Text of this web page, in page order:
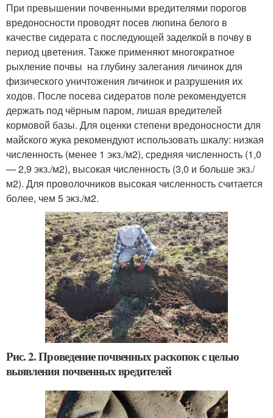
При превышении почвенными вредителями порогов
вредоносности проводят посев люпина белого в
качестве сидерата с последующей заделкой в почву в
период цветения. Также применяют многократное
рыхление почвы на глубину залегания личинок для
физического уничтожения личинок и разрушения их
ходов. После посева сидератов поле рекомендуется
держать под чёрным паром, лишая вредителей
кормовой базы. Для оценки степени вредоносности для
майского жука рекомендуют использовать шкалу: низкая
численность (менее 1 экз./м2), средняя численность (1,0
— 2,9 экз./м2), высокая численность (3,0 и больше экз./
м2). Для проволочников высокая численность считается
более, чем 5 экз./м2.
Рис. 2. Проведение почвенных раскопок с целью
выявления почвенных вредителей